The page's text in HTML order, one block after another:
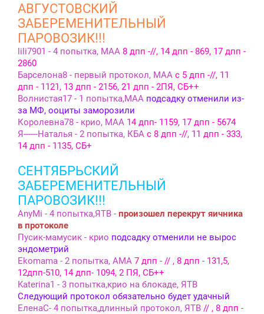
АВГУСТОВСКИЙ
ЗАБЕРЕМЕНИТЕЛЬНЫЙ
ПАРОВОЗИК!!!
lili7901 - 4 попытка, МАА 8 дпп -//, 14 дпп - 869, 17 дпп -
2860
Барселона8 - первый протокол, МАА с 5 дпп -//, 11
дпп - 1121, 13 дпп - 2156, 21 дпп - 2ПЯ, СБ++
Волнистая17 - 1 попытка,МАА подсадку отменили из-
за МФ, ооциты заморозили
Королевна78 - крио, МАА 14 дпп- 1159, 17 дпп - 5674
Я------Наталья - 2 попытка, КБА с 8 дпп -//, 11 дпп - 333,
14 дпп - 1135, СБ+
СЕНТЯБРЬСКИЙ
ЗАБЕРЕМЕНИТЕЛЬНЫЙ
ПАРОВОЗИК!!!
AnyMi - 4 попытка,ЯТВ - произошел перекрут яичника
в протоколе
Пусик-мамусик - крио подсадку отменили не вырос
эндометрий
Ekomama - 2 попытка, АМА 7 дпп - // , 8 дпп - 131,5,
12дпп-510, 14 дпп- 1094, 2 ПЯ, СБ++
Katerina1 - 3 попытка,крио на блокаде, ЯТВ
Следующий протокол обязательно будет удачный
ЕленаС- 4 попытка,длинный протокол, ЯТВ // , 8 дпп -